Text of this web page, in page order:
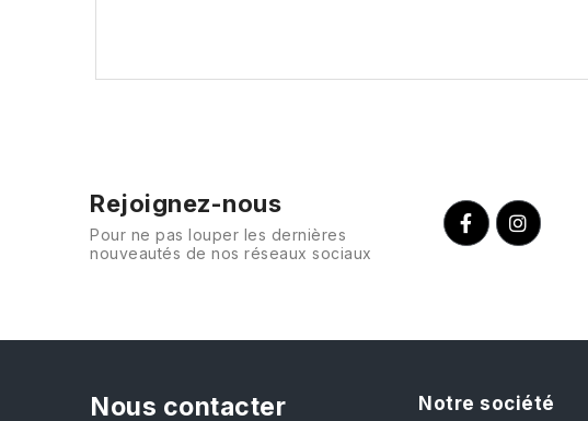
Rejoignez-nous
Pour ne pas louper les dernières
nouveautés de nos réseaux sociaux
Nous contacter Notre société